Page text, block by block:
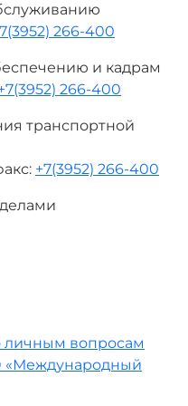
266-400
и кадрам
266-400
транспортной
+7(3952) 266-400
личным вопросам
«Международный